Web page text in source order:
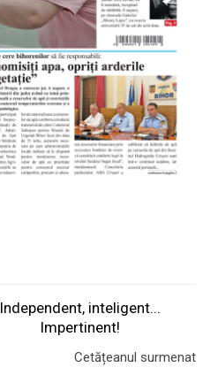
Independent, inteligent...
Impertinent!
Cetățeanul surmenat